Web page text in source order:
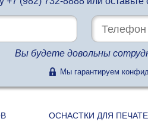
Вы будете довольны
Мы гарантируем
ОСНАСТКИ ДЛЯ